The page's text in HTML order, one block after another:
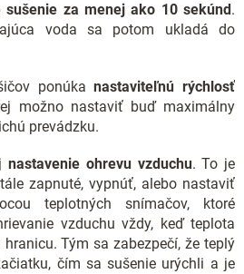
sušenie za menej ako 10 sekúnd.
voda sa potom ukladá do
ponúkanastaviteľnú rýchlosť
možno nastaviť buď maximálny
prevádzku.
nastavenie ohrevu vzduchu. To je
zapnuté, vypnúť, alebo nastaviť
teplotných snímačov, ktoré
vzduchu vždy, keď teplota
Tým sa zabezpečí, že teplý
čím sa sušenie urýchli a je